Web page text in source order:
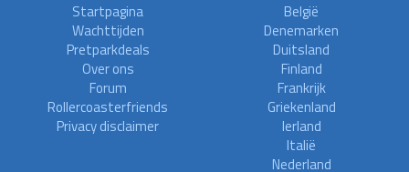
Startpagina
Wachttijden
Pretparkdeals
Over ons
Forum
Rollercoasterfriends
Privacy disclaimer
België
Denemarken
Duitsland
Finland
Frankrijk
Griekenland
Ierland
Italië
Nederland